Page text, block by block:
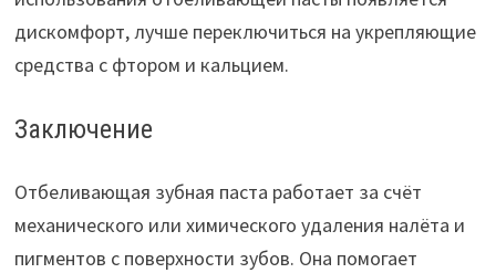
дискомфорт, лучше переключиться на укрепляющие
средства с фтором и кальцием.
Заключение
Отбеливающая зубная паста работает за счёт
механического или химического удаления налёта и
пигментов с поверхности зубов. Она помогает